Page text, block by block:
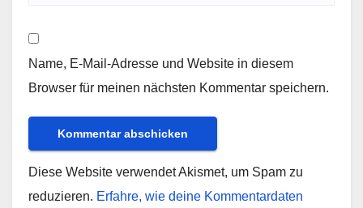
Name, E-Mail-Adresse und Website in diesem
Browser für meinen nächsten Kommentar speichern.
Diese Website verwendet Akismet, um Spam zu
reduzieren. Erfahre, wie deine Kommentardaten